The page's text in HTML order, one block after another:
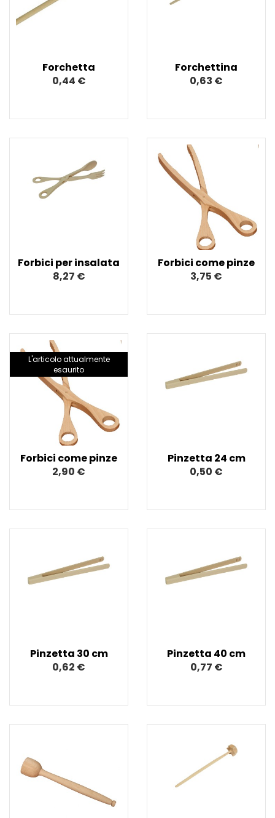
Forchetta
0,44 €
Forchettina
0,63 €
Forbici per insalata
8,27 €
Forbici come pinze
3,75 €
L'articolo attualmente
esaurito
Forbici come pinze
2,90 €
Pinzetta 24 cm
0,50 €
Pinzetta 30 cm
0,62 €
Pinzetta 40 cm
0,77 €